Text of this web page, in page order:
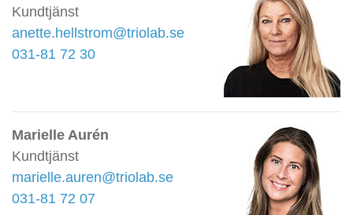
Kundtjänst
anette.hellstrom@triolab.se
031-81 72 30
Marielle Aurén
Kundtjänst
marielle.auren@triolab.se
031-81 72 07